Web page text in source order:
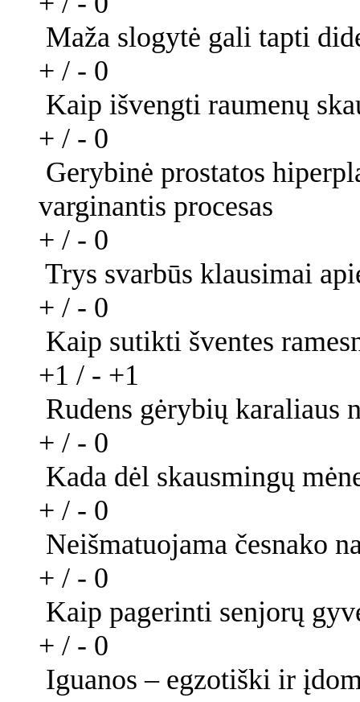
Maža slogytė gali tapti
+ / - 0
Kaip išvengti raumenų
+ / - 0
Gerybinė prostatos
varginantis procesas
+ / - 0
Trys svarbūs klausimai
+ / - 0
Kaip sutikti šventes
+1 / - +1
Rudens gėrybių karaliaus
+ / - 0
Kada dėl skausmingų
+ / - 0
Neišmatuojama česnako
+ / - 0
Kaip pagerinti senjorų
+ / - 0
Iguanos – egzotiški ir